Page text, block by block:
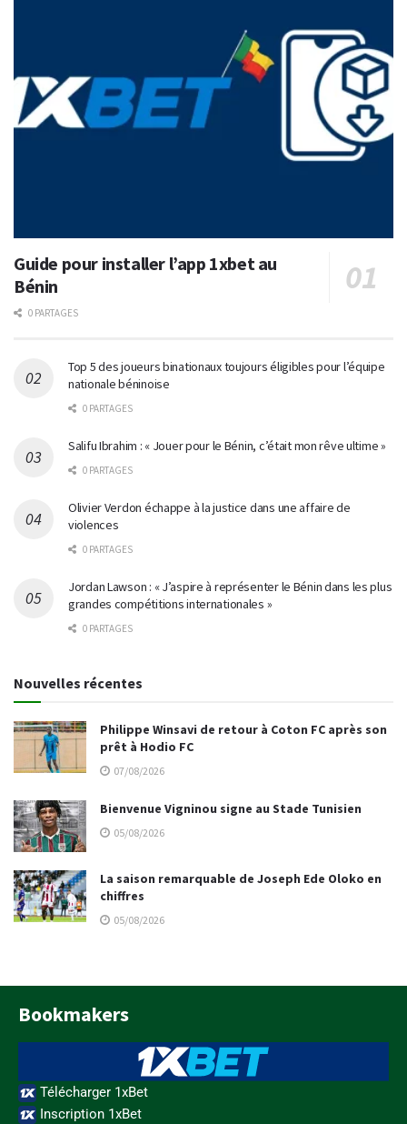
Guide pour installer l’app 1xbet au
Bénin
0 PARTAGES
Top 5 des joueurs binationaux toujours éligibles pour l’équipe
nationale béninoise
0 PARTAGES
Salifu Ibrahim : « Jouer pour le Bénin, c’était mon rêve ultime »
0 PARTAGES
Olivier Verdon échappe à la justice dans une affaire de
violences
0 PARTAGES
Jordan Lawson : « J’aspire à représenter le Bénin dans les plus
grandes compétitions internationales »
0 PARTAGES
Nouvelles récentes
Philippe Winsavi de retour à Coton FC après son
prêt à Hodio FC
07/08/2026
Bienvenue Vigninou signe au Stade Tunisien
05/08/2026
La saison remarquable de Joseph Ede Oloko en
chiffres
05/08/2026
Bookmakers
Télécharger 1xBet
Inscription 1xBet